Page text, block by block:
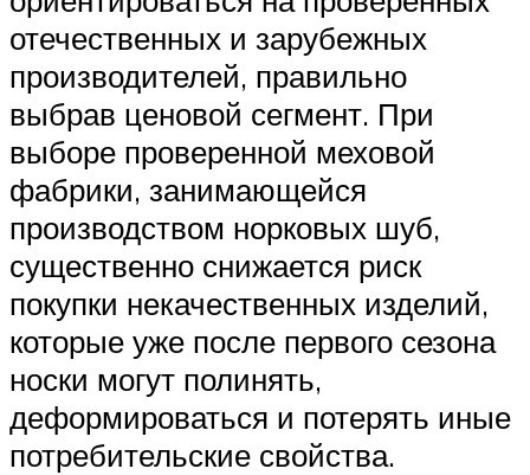
отечественных и зарубежных
производителей, правильно
выбрав ценовой сегмент. При
выборе проверенной меховой
фабрики, занимающейся
производством норковых шуб,
существенно снижается риск
покупки некачественных изделий,
которые уже после первого сезона
носки могут полинять,
деформироваться и потерять иные
потребительские свойства.